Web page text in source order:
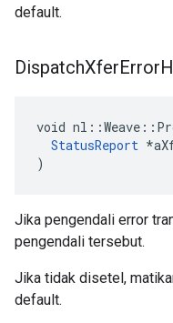
default.
DispatchXferError
void
StatusReport
)
Jika pengendali error
pengendali tersebut.
Jika tidak disetel,
default.